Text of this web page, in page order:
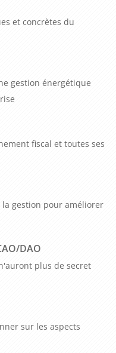
le programme
et concrètes du
gestion énergétique
fiscal et toutes ses
gestion pour améliorer
DAO
plus de secret
sur les aspects